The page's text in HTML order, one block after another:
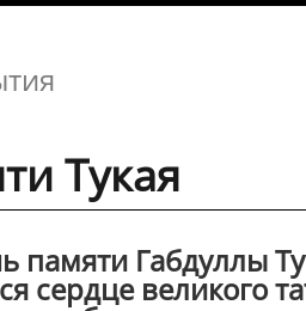
Тукая
памяти Габдуллы
сердце великого